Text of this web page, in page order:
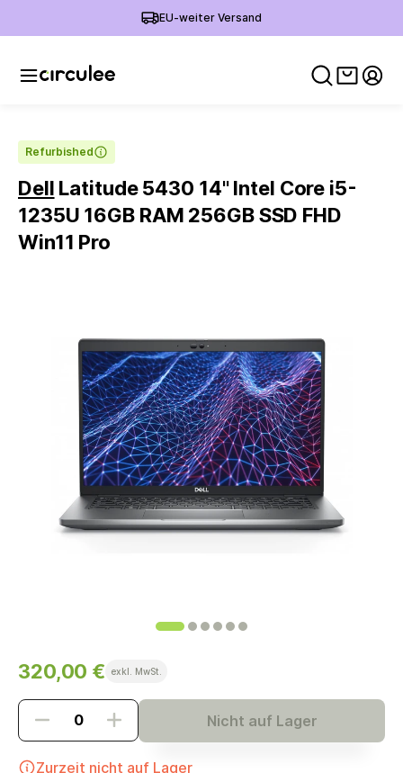
EU-weiter Versand
Refurbished
Dell Latitude 5430 14'' Intel Core i5-
1235U 16GB RAM 256GB SSD FHD
Win11 Pro
320,00 € exkl. MwSt.
Nicht auf Lager
Zurzeit nicht auf Lager